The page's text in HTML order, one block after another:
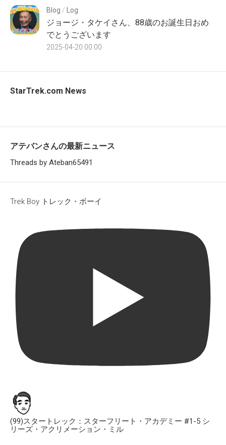
Blog / Log
ジョージ・タケイさん、88歳のお誕生日おめ
でとうございます
2025-04-20 00:00
StarTrek.com News
アテバンさんの最新ニュース
Threads by Ateban65491
Trek Boy トレック・ボーイ
(99)スタートレック：スターフリート・アカデミー #1-5 シ
リーズ・アクリメーション・ミル